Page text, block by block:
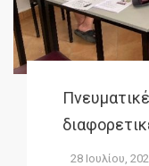
28 Ιουλίου,